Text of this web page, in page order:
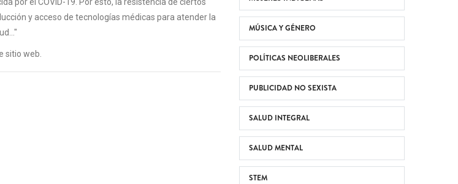
y acceso de tecnologías médicas para atender la
sitio web.
MÚSICA Y GÉNERO
POLÍTICAS NEOLIBERALES
PUBLICIDAD NO SEXISTA
SALUD INTEGRAL
SALUD MENTAL
STEM